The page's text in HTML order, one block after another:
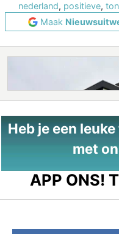
nederland, positieve, ton
Maak
Heb je een
met
APP ONS!